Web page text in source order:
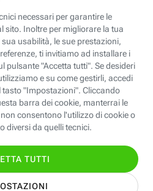
12878470157